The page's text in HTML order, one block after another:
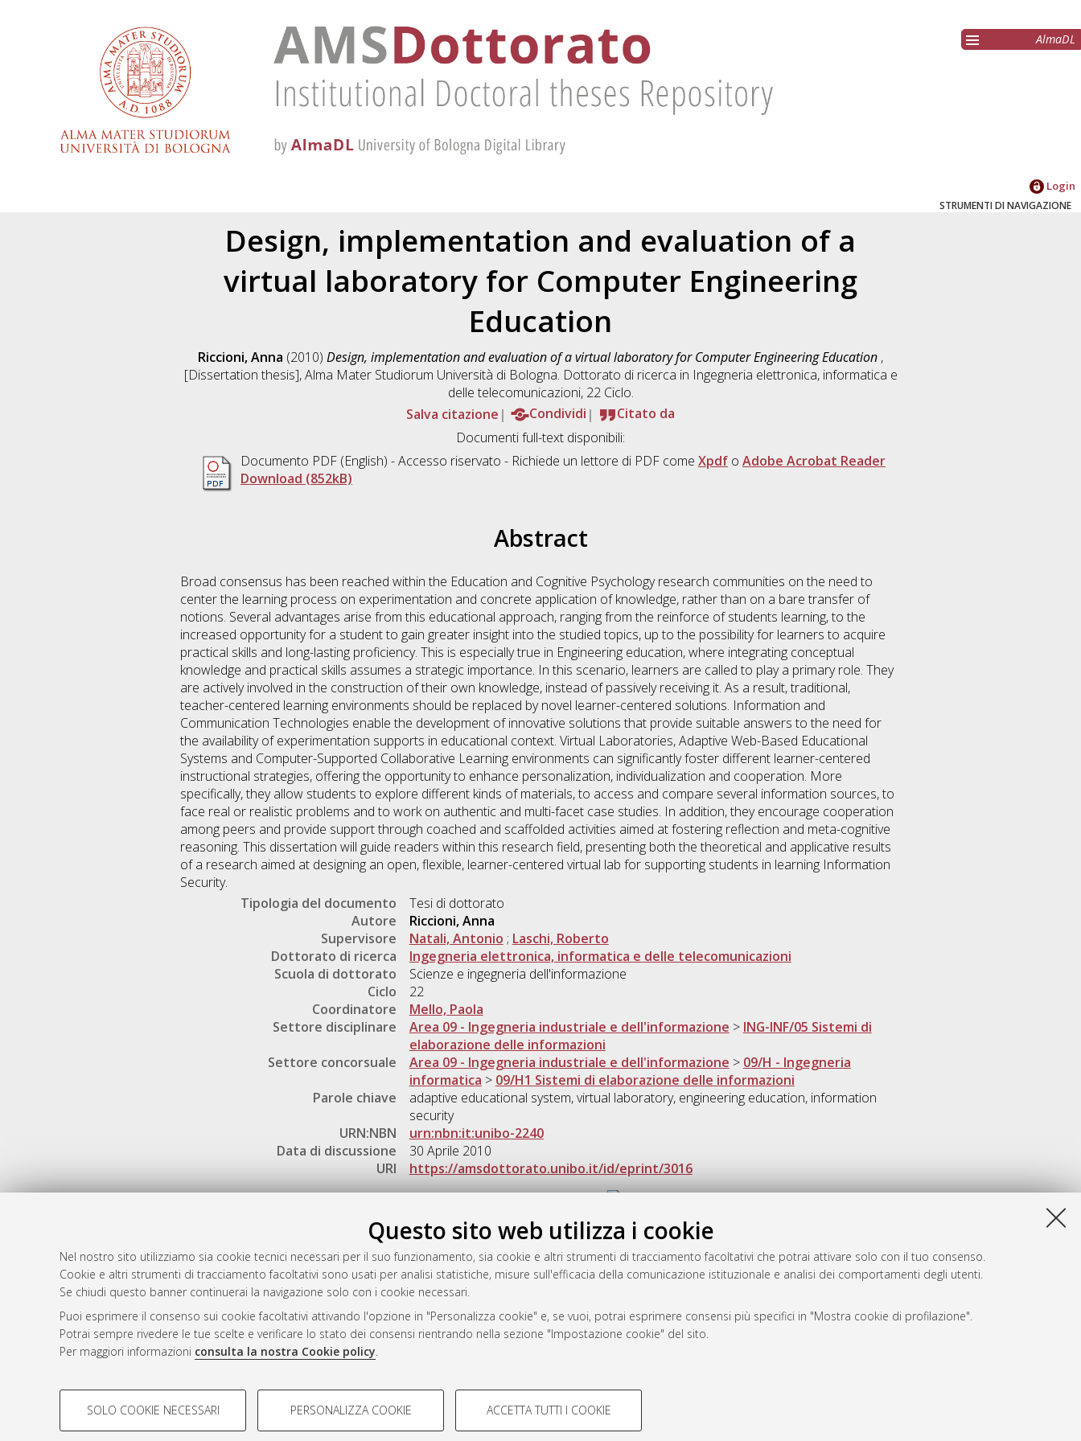
Questo sito web utilizza i cookie
Nel nostro sito utilizziamo sia cookie tecnici necessari per il suo funzionamento, sia cookie e altri strumenti di tracciamento facoltativi che potrai attivare solo con il tuo consenso.
Cookie e altri strumenti di tracciamento facoltativi sono usati per analisi statistiche, misure sull'efficacia della comunicazione istituzionale e analisi dei comportamenti degli utenti.
Se chiudi questo banner continuerai la navigazione solo con i cookie necessari.
Puoi esprimere il consenso sui cookie facoltativi attivando l'opzione in "Personalizza cookie" e, se vuoi, potrai esprimere consensi più specifici in "Mostra cookie di profilazione".
Potrai sempre rivedere le tue scelte e verificare lo stato dei consensi rientrando nella sezione "Impostazione cookie" del sito.
Per maggiori informazioni consulta la nostra Cookie policy.
COOKIE DI PROFILAZIONE - FACOLTATIVI COOKIE TECNICI - NECESSARI
SOLO COOKIE NECESSARI PERSONALIZZA COOKIE ACCETTA TUTTI I COOKIE
AlmaDL
Login
STRUMENTI DI NAVIGAZIONE
Design, implementation and evaluation of a
virtual laboratory for Computer Engineering
Education
Riccioni, Anna (2010) Design, implementation and evaluation of a virtual laboratory for Computer Engineering Education ,
[Dissertation thesis], Alma Mater Studiorum Università di Bologna. Dottorato di ricerca in Ingegneria elettronica, informatica e
delle telecomunicazioni, 22 Ciclo.
Salva citazione
Condividi
Citato da
Documenti full-text disponibili:
Documento PDF (English) - Accesso riservato - Richiede un lettore di PDF come Xpdf o Adobe Acrobat Reader
Download (852kB)
Abstract
Broad consensus has been reached within the Education and Cognitive Psychology research communities on the need to
center the learning process on experimentation and concrete application of knowledge, rather than on a bare transfer of
notions. Several advantages arise from this educational approach, ranging from the reinforce of students learning, to the
increased opportunity for a student to gain greater insight into the studied topics, up to the possibility for learners to acquire
practical skills and long-lasting proficiency. This is especially true in Engineering education, where integrating conceptual
knowledge and practical skills assumes a strategic importance. In this scenario, learners are called to play a primary role. They
are actively involved in the construction of their own knowledge, instead of passively receiving it. As a result, traditional,
teacher-centered learning environments should be replaced by novel learner-centered solutions. Information and
Communication Technologies enable the development of innovative solutions that provide suitable answers to the need for
the availability of experimentation supports in educational context. Virtual Laboratories, Adaptive Web-Based Educational
Systems and Computer-Supported Collaborative Learning environments can significantly foster different learner-centered
instructional strategies, offering the opportunity to enhance personalization, individualization and cooperation. More
specifically, they allow students to explore different kinds of materials, to access and compare several information sources, to
face real or realistic problems and to work on authentic and multi-facet case studies. In addition, they encourage cooperation
among peers and provide support through coached and scaffolded activities aimed at fostering reflection and meta-cognitive
reasoning. This dissertation will guide readers within this research field, presenting both the theoretical and applicative results
of a research aimed at designing an open, flexible, learner-centered virtual lab for supporting students in learning Information
Security.
Tipologia del documento
Tesi di dottorato
Autore
Riccioni, Anna
Supervisore
Natali, Antonio ; Laschi, Roberto
Dottorato di ricerca
Ingegneria elettronica, informatica e delle telecomunicazioni
Scuola di dottorato
Scienze e ingegneria dell'informazione
Ciclo
22
Coordinatore
Mello, Paola
Settore disciplinare
Area 09 - Ingegneria industriale e dell'informazione > ING-INF/05 Sistemi di
elaborazione delle informazioni
Settore concorsuale
Area 09 - Ingegneria industriale e dell'informazione > 09/H - Ingegneria
informatica > 09/H1 Sistemi di elaborazione delle informazioni
Parole chiave
adaptive educational system, virtual laboratory, engineering education, information
security
URN:NBN
urn:nbn:it:unibo-2240
Data di discussione
30 Aprile 2010
URI
https://amsdottorato.unibo.it/id/eprint/3016
Atom
Rss 1.0
Rss 2.0
AMS Dottorato
ISSN: 2038-7946
Servizio implementato e gestito da
Impostazioni Cookie
Informativa sulla privacy
Condizioni d’uso del sito
© ALMA MATER STUDIORUM - Università di Bologna, 2007-2026.